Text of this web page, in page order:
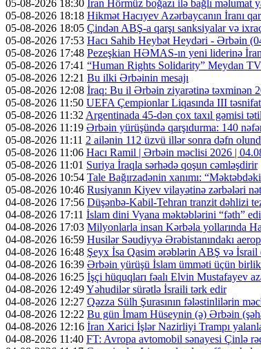
05-08-2026 18:30 İran Hörmüz boğazı ilə bağlı məlumat
05-08-2026 18:18 Hikmət Hacıyev Azərbaycanın İranı
05-08-2026 18:05 Çindən ABŞ-a qarşı sanksiyalar və
05-08-2026 17:53 Hacı Sahib Heybət Heydəri - Ərbəin
05-08-2026 17:48 Pezeşkian HƏMAS-ın yeni liderinə
05-08-2026 17:41 “Human Rights Solidarity” Meydan
05-08-2026 12:21 Bu ilki Ərbəinin mesajı
05-08-2026 12:08 İraq: Bu il Ərbəin ziyarətinə təxminən
05-08-2026 11:50 UEFA Çempionlar Liqasında III
05-08-2026 11:32 Argentinada 45-dən çox taxıl gəmisi
05-08-2026 11:19 Ərbəin yürüşündə qarşıdurma: 140
05-08-2026 11:11 2 ailənin 112 üzvü illər sonra dəfn
05-08-2026 11:06 Hacı Ramil | Ərbəin məclisi 2026 |
05-08-2026 11:01 Suriya İraqla sərhədə qoşun cəmləşdirir
05-08-2026 10:54 Tale Bağırzadənin xanımı:
05-08-2026 10:46 Rusiyanın Kiyev vilayətinə zərbələri
04-08-2026 17:56 Düşənbə-Kabil-Tehran tranzit dəhlizi
04-08-2026 17:11 İslam dini Vyana məktəblərini “fəth”
04-08-2026 17:03 Milyonlarla insan Kərbəla yollarında
04-08-2026 16:59 Husilər Səudiyyə Ərəbistanındakı
04-08-2026 16:48 Şeyx İsa Qasim ərəblərin ABŞ və İsrail
04-08-2026 16:39 Ərbəin yürüşü İslam ümməti üçün
04-08-2026 16:25 İşçi hüquqları fəalı Elvin Mustafayev
04-08-2026 12:49Yəhudilər sürətlə İsraili tərk edir
04-08-2026 12:27 Qəzza Sülh Şurasının fələstinlilərin
04-08-2026 12:22 Bu gün İmam Hüseynin (ə) Ərbəin
04-08-2026 12:16 İran Xarici İşlər Nazirliyi Trampı
04-08-2026 11:40 FT: Avropa avtomobil sənayesi Çinlə